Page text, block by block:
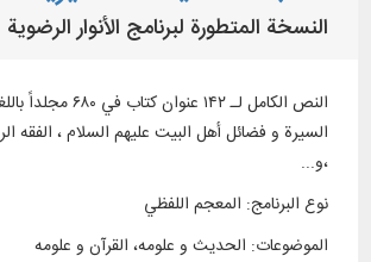
النسخة المتطورة لبرنامج الأنوار الرضوية
النص الكامل
،و...
نوع البرنامج: المعجم اللفظي
الموضوعات: الحديث و علومه، القرآن و علومه